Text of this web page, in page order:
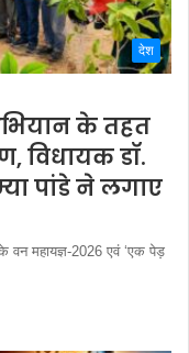
देश
के तहत
विधायक डॉ.
पांडे ने लगाए
वन महायज्ञ-2026 एवं ‘एक पेड़